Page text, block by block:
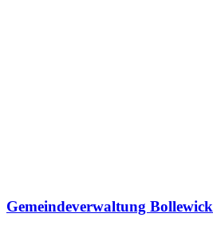
Gemeindeverwaltung Bollewick